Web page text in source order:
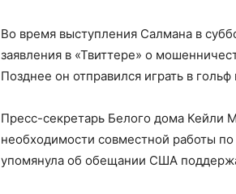
Во время выступления Салмана в
заявления в «Твиттере» о
Позднее он отправился играть в
Пресс-секретарь Белого дома Кейли
необходимости совместной работы
упомянула об обещании США